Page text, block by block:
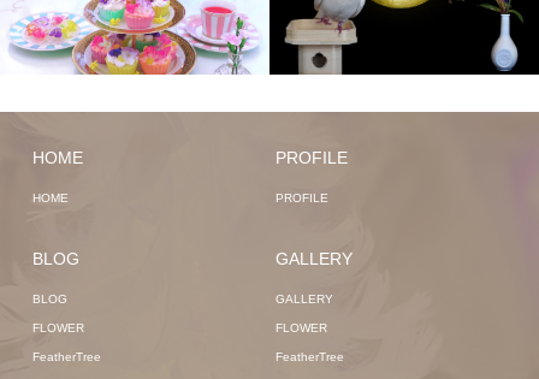
HOME
HOME
PROFILE
PROFILE
BLOG
BLOG
FLOWER
FeatherTree
GALLERY
GALLERY
FLOWER
FeatherTree